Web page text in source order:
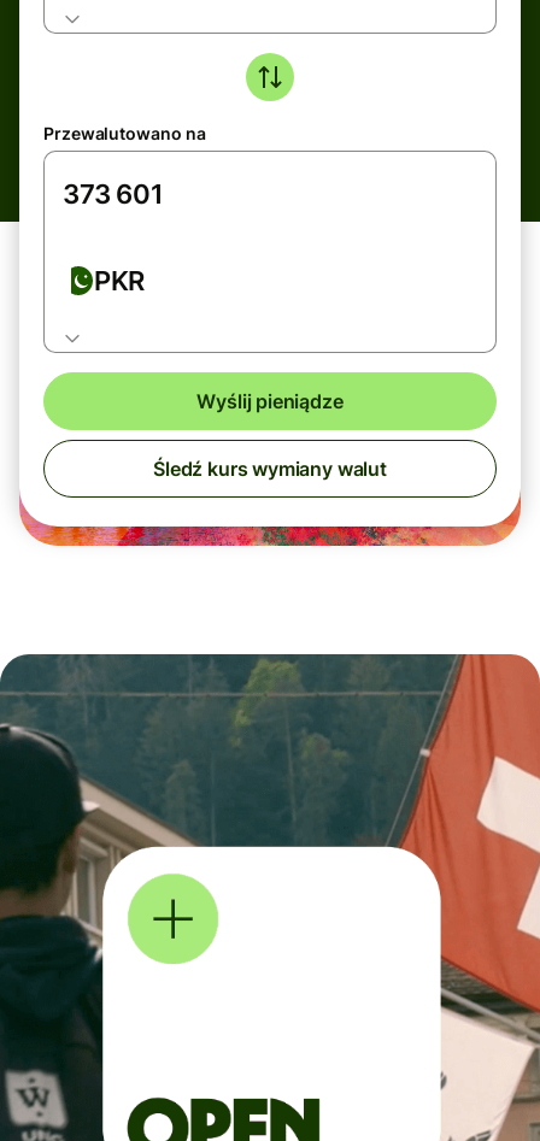
Przewalutowano na
PKR
Wyślij pieniądze
Śledź kurs wymiany walut